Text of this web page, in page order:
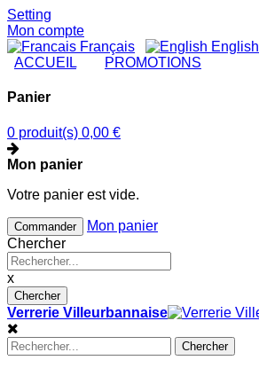
Setting
Mon compte
Français
English
ACCUEIL
PROMOTIONS
Panier
0 produit(s) 0,00 €
Mon panier
Votre panier est vide.
Commander
Mon panier
Chercher
x
Chercher
Verrerie Villeurbannaise
Chercher